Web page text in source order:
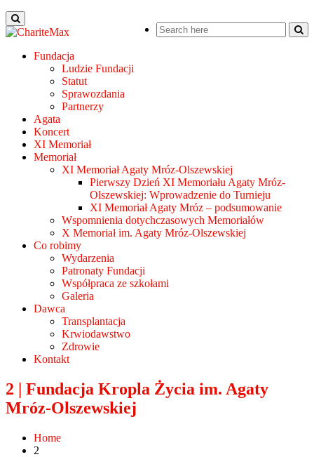
Fundacja
Ludzie Fundacji
Statut
Sprawozdania
Partnerzy
Agata
Koncert
XI Memoriał
Memoriał
XI Memoriał Agaty Mróz-Olszewskiej
Pierwszy Dzień XI Memoriału Agaty Mróz-
Olszewskiej: Wprowadzenie do Turnieju
XI Memoriał Agaty Mróz – podsumowanie
Wspomnienia dotychczasowych Memoriałów
X Memoriał im. Agaty Mróz-Olszewskiej
Co robimy
Wydarzenia
Patronaty Fundacji
Współpraca ze szkołami
Galeria
Dawca
Transplantacja
Krwiodawstwo
Zdrowie
Kontakt
2 | Fundacja Kropla Życia im. Agaty
Mróz-Olszewskiej
Home
2